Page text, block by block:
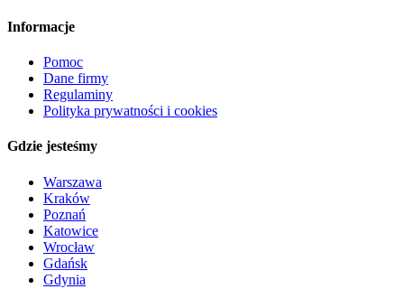
Informacje
Pomoc
Dane firmy
Regulaminy
Polityka prywatności i cookies
Gdzie jesteśmy
Warszawa
Kraków
Poznań
Katowice
Wrocław
Gdańsk
Gdynia